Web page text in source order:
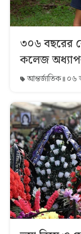
৩০৬ বছরের
কলেজ
আন্তর্জাতিক ০৬